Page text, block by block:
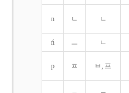
n ㄴ ㄴ
ń ㅡ ㄴ
p ㅍ ㅂ, 프